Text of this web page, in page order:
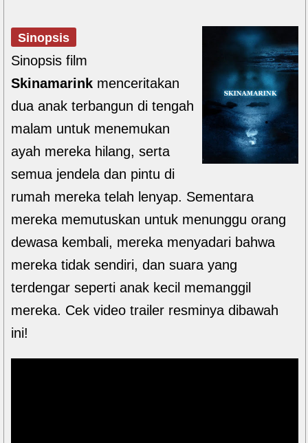
Sinopsis
Sinopsis film
Skinamarink menceritakan
dua anak terbangun di tengah
malam untuk menemukan
ayah mereka hilang, serta
semua jendela dan pintu di
rumah mereka telah lenyap. Sementara
mereka memutuskan untuk menunggu orang
dewasa kembali, mereka menyadari bahwa
mereka tidak sendiri, dan suara yang
terdengar seperti anak kecil memanggil
mereka. Cek video trailer resminya dibawah
ini!